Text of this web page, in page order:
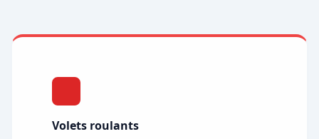
Volets roulants